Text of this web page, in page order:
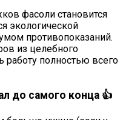
фасоли становится
экологической
противопоказаний.
из целебного
работу полностью всего
до самого конца 👍